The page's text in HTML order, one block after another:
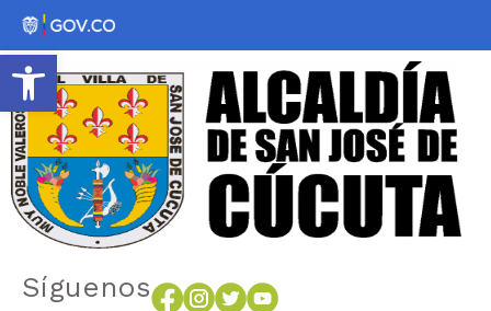
Abrir barra de herramientas
Síguenos